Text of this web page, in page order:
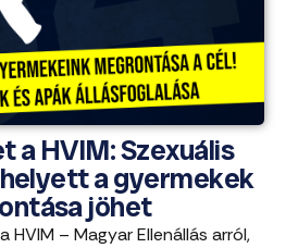
a HVIM: Szexuális
a gyermekek
jöhet
– Magyar Ellenállás arról,